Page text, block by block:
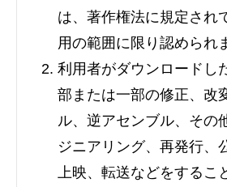
は、著作権法に規定され
用の範囲に限り認められ
利用者がダウンロードし
部または一部の修正、改
ル、逆アセンブル、その
ジニアリング、再発行、
上映、転送などをするこ